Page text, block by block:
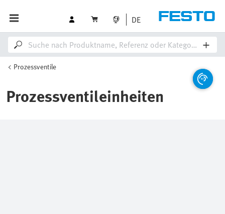
DE
Prozessventile
Prozessventileinheiten